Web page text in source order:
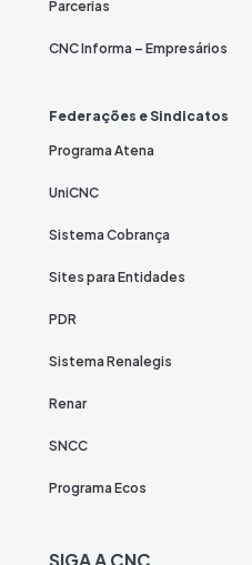
Parcerias
CNC Informa – Empresários
Federações e Sindicatos
Programa Atena
UniCNC
Sistema Cobrança
Sites para Entidades
PDR
Sistema Renalegis
Renar
SNCC
Programa Ecos
SIGA A CNC